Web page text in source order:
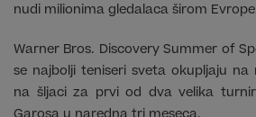
nudi milionima gledalaca širom
Warner Bros. Discovery Summer of
se najbolji teniseri sveta okupljaju na
na šljaci za prvi od dva velika